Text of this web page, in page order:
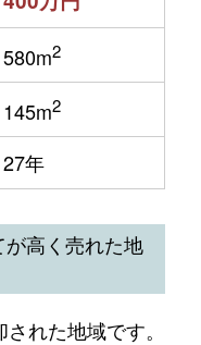
580m2
145m2
27年
高く売れた地
れた地域です。